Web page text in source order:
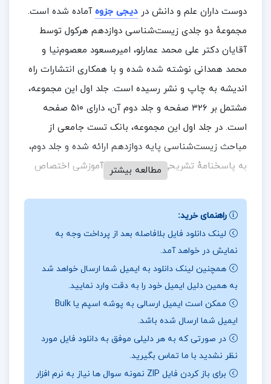
دوست داران علم و دانش در دیجی جزوهآماده شده است.
مجموعهٔ دو جلدی زیست‌شناسی دوازدهم هرکول توسط
آقایان دکتر علی محمد عمارلو، امیرمسعود معصوم‌نیا و
محمد همدانی نوشته شده شده و با همکاری انتشارات راه
اندیشه به چاپ و نشر رسیده است. جلد اول این مجموعه،
مشتمل بر ۳۲۶ صفحه و جلد دوم آن، دارای ۵۱۰ صفحه
است. در جلد اول این مجموعه، بانک تست جامعی از
مباحث زیست‌شناسی پایه دوازدهم ارائه شده و جلد دوم،
به پاسخنامهٔ تشریحی و باکس نکات آموزشی اختصاص
در بخشی از جزوه حسابداری میانه یک علی باغبانی
طرح روی جلد کتاب زیست‌شناسی دوازدهم هرکول،
تصویری از یک فرد عظیم‌الجثه است که خود را با قلم و
مداد، مسلح کرده است. این طرح، به این موضوع اشاره دارد
که مهم‌ترین سلاح و ابزاری که دانش‌آموزان و داوطلبان
کنکوری می‌توانند خود را با آن مسلح کنند تا پیروز شوند.
درباره جزوه حسابداری میانه یک علی باغبانی
مطالعه بیشتر
راهنمای خرید:
لینک دانلود فایل بلافاصله بعد از پرداخت وجه به
نمایش در خواهد آمد.
همچنین لینک دانلود به ایمیل شما ارسال خواهد شد
به همین دلیل ایمیل خود را به دقت وارد نمایید.
ممکن است ایمیل ارسالی به پوشه اسپم یا Bulk
ایمیل شما ارسال شده باشد.
در صورتی که به هر دلیلی موفق به دانلود فایل مورد
نظر نشدید با ما تماس بگیرید.
برای باز کردن فایل ZIP نمونه سوال ها نیاز به نرم افزار